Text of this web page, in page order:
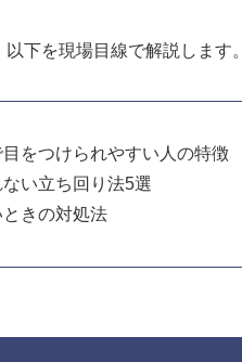
下を現場目線で解説します。
目をつけられやすい人の特徴
い立ち回り法5選
ときの対処法